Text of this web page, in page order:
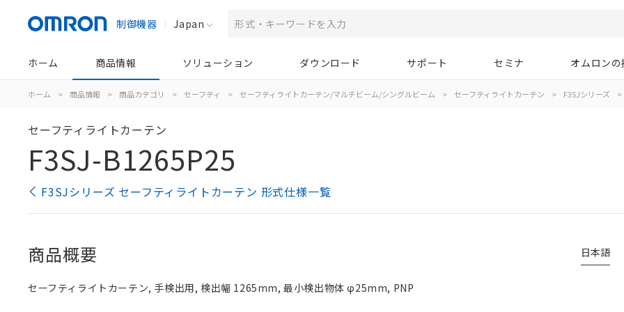
制御機器 Japan
ホーム 商品情報 ソリューション ダウンロード サポート セミナ オムロン
ホーム > 商品情報 > 商品カテゴリ > セーフティ > セーフティライトカーテン/マルチビーム/シングルビーム > セーフティライトカーテン > F3SJシリーズ >
セーフティライトカーテン
F3SJ-B1265P25
F3SJシリーズ セーフティライトカーテン 形式仕様一覧
日本語
商品概要
セーフティライトカーテン, 手検出用, 検出幅 1265mm, 最小検出物体 φ25mm, PNP